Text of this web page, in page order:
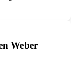
Weber